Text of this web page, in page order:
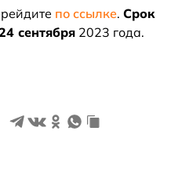
по ссылке. Срок
сентября 2023 года.